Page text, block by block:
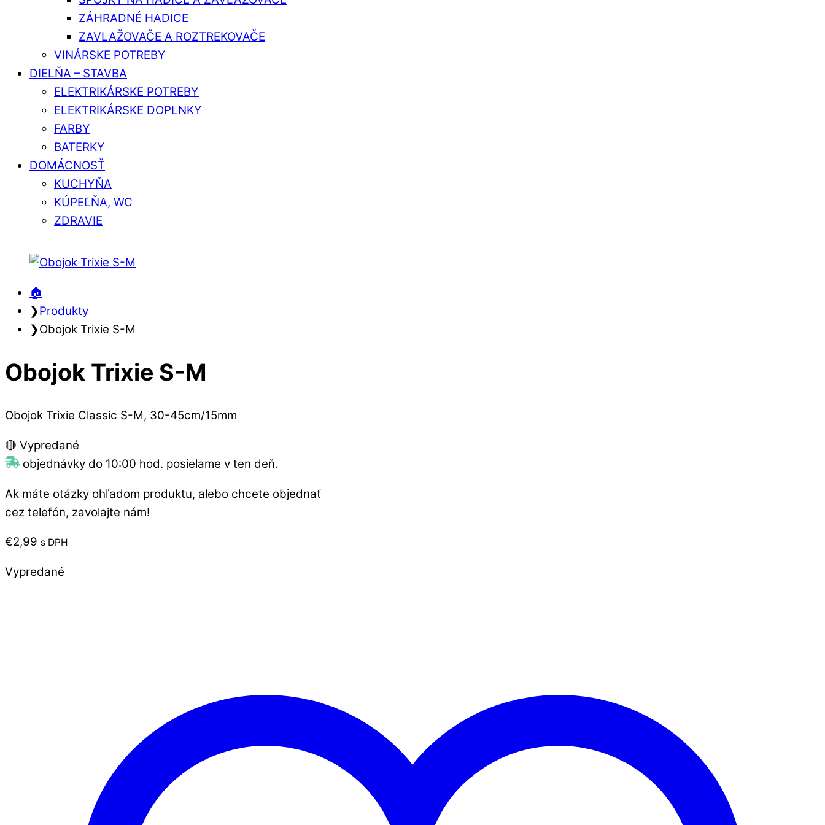
ZÁHRADNÉ HADICE
ZAVLAŽOVAČE A ROZTREKOVAČE
VINÁRSKE POTREBY
DIELŇA – STAVBA
ELEKTRIKÁRSKE POTREBY
ELEKTRIKÁRSKE DOPLNKY
FARBY
BATERKY
DOMÁCNOSŤ
KUCHYŇA
KÚPEĽŇA, WC
ZDRAVIE
Close
Close
🏠︎
❯Produkty
❯Obojok Trixie S-M
Obojok Trixie S-M
Obojok Trixie Classic S-M, 30-45cm/15mm
🔴 Vypredané
objednávky do 10:00 hod. posielame v ten deň.
Ak máte otázky ohľadom produktu, alebo chcete objednať
cez telefón, zavolajte nám!
€2,99 s DPH
Vypredané